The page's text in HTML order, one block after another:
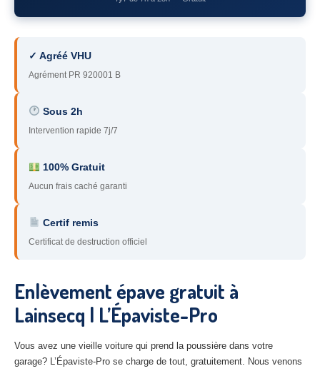
78– Yvelines
93– Seine-Saint-Denis
95– Val d’Oise
91 – Essonne
89– Yonne
60 – Oise
51– Marne
28– Eure-et-Loir
10– Aube
✓ Agréé VHU
Agrément PR 920001 B
Sous 2h
Intervention rapide 7j/7
100% Gratuit
Aucun frais caché garanti
Certif remis
Certificat de destruction officiel
Enlèvement épave gratuit à
Lainsecq | L’Épaviste-Pro
Vous avez une vieille voiture qui prend la poussière dans votre
garage? L’Épaviste-Pro se charge de tout, gratuitement. Nous venons